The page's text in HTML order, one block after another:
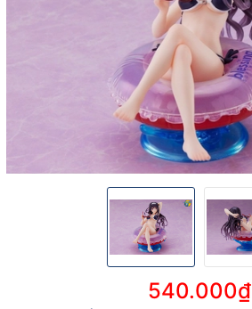
540.000₫